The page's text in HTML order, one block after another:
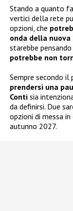
Stando a quanto
vertici della rete
opzioni, che
onda della nuova
starebbe
potrebbe non
Sempre secondo il
prendersi una
Conti sia
da definirsi. Due
opzioni di messa
autunno 2027.